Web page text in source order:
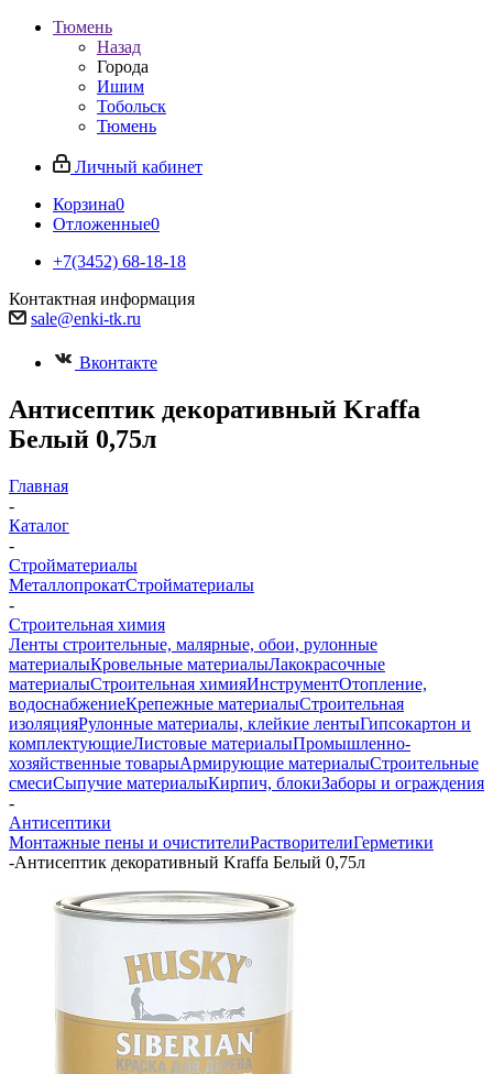
Тюмень
Назад
Города
Ишим
Тобольск
Тюмень
Личный кабинет
Корзина0
Отложенные0
+7(3452) 68-18-18
Контактная информация
sale@enki-tk.ru
Вконтакте
Антисептик декоративный Kraffa
Белый 0,75л
Главная
-
Каталог
-
Стройматериалы
МеталлопрокатСтройматериалы
-
Строительная химия
Ленты строительные, малярные, обои, рулонные
материалыКровельные материалыЛакокрасочные
материалыСтроительная химияИнструментОтопление,
водоснабжениеКрепежные материалыСтроительная
изоляцияРулонные материалы, клейкие лентыГипсокартон и
комплектующиеЛистовые материалыПромышленно-
хозяйственные товарыАрмирующие материалыСтроительные
смесиСыпучие материалыКирпич, блокиЗаборы и ограждения
-
Антисептики
Монтажные пены и очистителиРастворителиГерметики
-Антисептик декоративный Kraffa Белый 0,75л